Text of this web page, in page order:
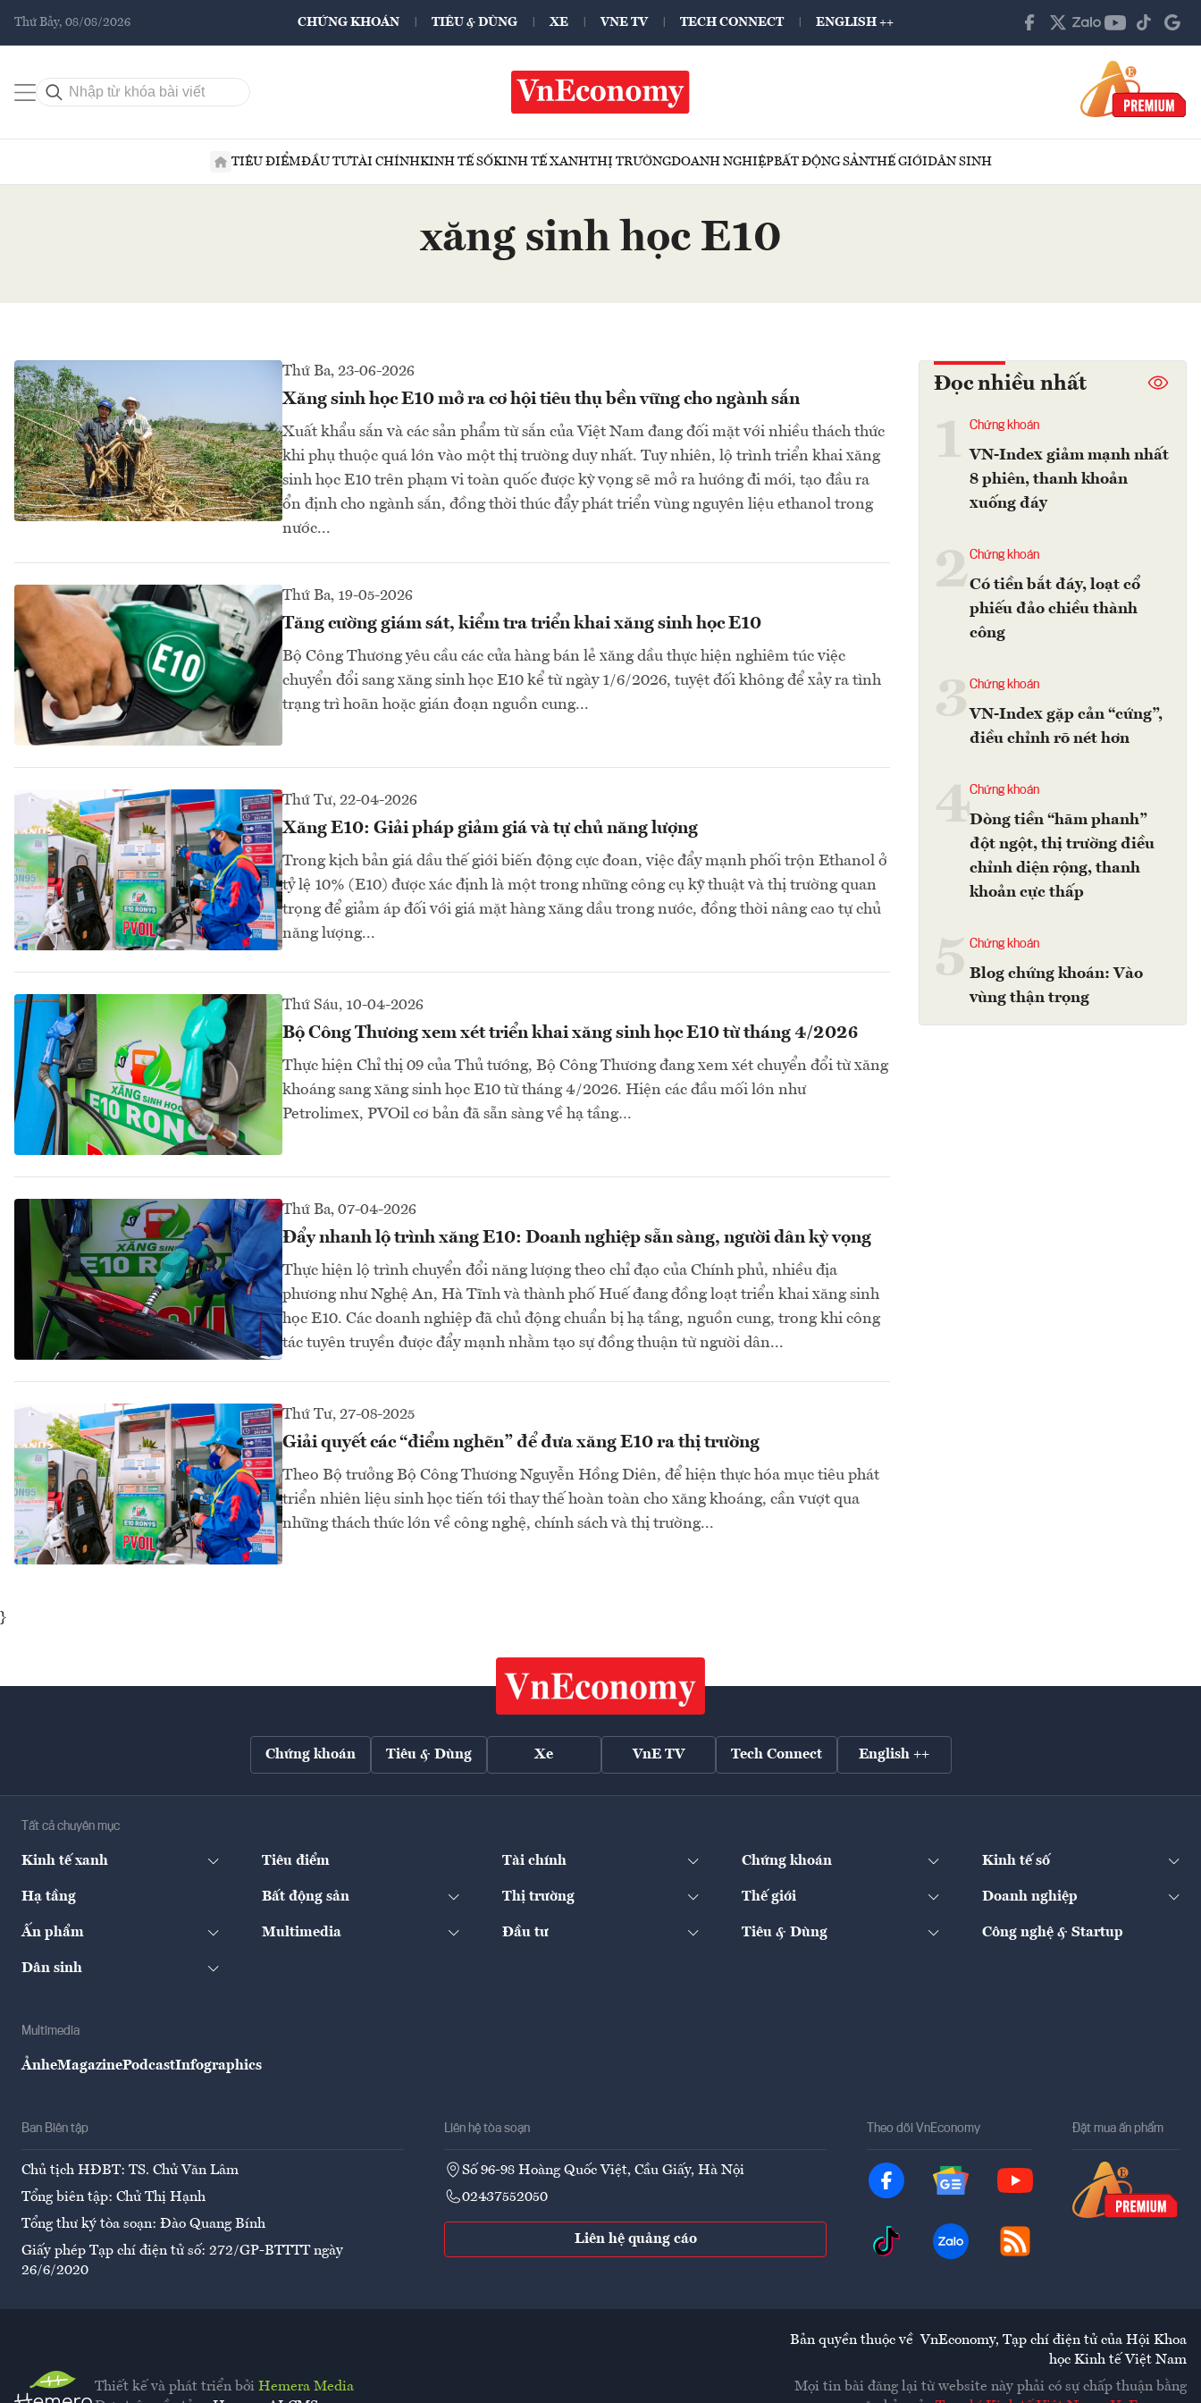
Thứ Bảy, 08/08/2026 CHỨNG KHOÁN TIÊU & DÙNG XE VNE TV TECH CONNECT ENGLISH ++
TIÊU ĐIỂMĐẦU TƯTÀI CHÍNHKINH TẾ SỐKINH TẾ XANHTHỊ TRƯỜNGDOANH NGHIỆPBẤT ĐỘNG SẢNTHẾ GIỚIDÂN SINH
xăng sinh học E10
Thứ Ba, 23-06-2026
Xăng sinh học E10 mở ra cơ hội tiêu thụ bền vững cho ngành sắn
Xuất khẩu sắn và các sản phẩm từ sắn của Việt Nam đang đối mặt với nhiều thách thức
khi phụ thuộc quá lớn vào một thị trường duy nhất. Tuy nhiên, lộ trình triển khai xăng
sinh học E10 trên phạm vi toàn quốc được kỳ vọng sẽ mở ra hướng đi mới, tạo đầu ra
ổn định cho ngành sắn, đồng thời thúc đẩy phát triển vùng nguyên liệu ethanol trong
nước...
Thứ Ba, 19-05-2026
Tăng cường giám sát, kiểm tra triển khai xăng sinh học E10
Bộ Công Thương yêu cầu các cửa hàng bán lẻ xăng dầu thực hiện nghiêm túc việc
chuyển đổi sang xăng sinh học E10 kể từ ngày 1/6/2026, tuyệt đối không để xảy ra tình
trạng trì hoãn hoặc gián đoạn nguồn cung...
Thứ Tư, 22-04-2026
Xăng E10: Giải pháp giảm giá và tự chủ năng lượng
Trong kịch bản giá dầu thế giới biến động cực đoan, việc đẩy mạnh phối trộn Ethanol ở
tỷ lệ 10% (E10) được xác định là một trong những công cụ kỹ thuật và thị trường quan
trọng để giảm áp đối với giá mặt hàng xăng dầu trong nước, đồng thời nâng cao tự chủ
năng lượng...
Thứ Sáu, 10-04-2026
Bộ Công Thương xem xét triển khai xăng sinh học E10 từ tháng 4/2026
Thực hiện Chỉ thị 09 của Thủ tướng, Bộ Công Thương đang xem xét chuyển đổi từ xăng
khoáng sang xăng sinh học E10 từ tháng 4/2026. Hiện các đầu mối lớn như
Petrolimex, PVOil cơ bản đã sẵn sàng về hạ tầng…
Thứ Ba, 07-04-2026
Đẩy nhanh lộ trình xăng E10: Doanh nghiệp sẵn sàng, người dân kỳ vọng
Thực hiện lộ trình chuyển đổi năng lượng theo chỉ đạo của Chính phủ, nhiều địa
phương như Nghệ An, Hà Tĩnh và thành phố Huế đang đồng loạt triển khai xăng sinh
học E10. Các doanh nghiệp đã chủ động chuẩn bị hạ tầng, nguồn cung, trong khi công
tác tuyên truyền được đẩy mạnh nhằm tạo sự đồng thuận từ người dân...
Thứ Tư, 27-08-2025
Giải quyết các “điểm nghẽn” để đưa xăng E10 ra thị trường
Theo Bộ trưởng Bộ Công Thương Nguyễn Hồng Diên, để hiện thực hóa mục tiêu phát
triển nhiên liệu sinh học tiến tới thay thế hoàn toàn cho xăng khoáng, cần vượt qua
những thách thức lớn về công nghệ, chính sách và thị trường...
Đọc nhiều nhất
Chứng khoán
VN-Index giảm mạnh nhất
8 phiên, thanh khoản
xuống đáy
2Chứng khoán
Có tiền bắt đáy, loạt cổ
phiếu đảo chiều thành
công
Chứng khoán
VN-Index gặp cản “cứng”,
điều chỉnh rõ nét hơn
4Chứng khoán
Dòng tiền “hãm phanh”
đột ngột, thị trường điều
chỉnh diện rộng, thanh
khoản cực thấp
Chứng khoán
Blog chứng khoán: Vào
vùng thận trọng
}
Chứng khoán Tiêu & Dùng Xe VnE TV Tech Connect English ++
Tất cả chuyên mục
Kinh tế xanh Tiêu điểm Tài chính Chứng khoán Kinh tế số
Hạ tầng Bất động sản Thị trường Thế giới Doanh nghiệp
Ấn phẩm Multimedia Đầu tư Tiêu & Dùng Công nghệ & Startup
Dân sinh
Multimedia
ẢnheMagazinePodcastInfographics
Ban Biên tập
Chủ tịch HĐBT: TS. Chử Văn Lâm
Tổng biên tập: Chử Thị Hạnh
Tổng thư ký tòa soạn: Đào Quang Bính
Giấy phép Tạp chí điện tử số: 272/GP-BTTTT ngày
26/6/2020
Liên hệ tòa soạn
Số 96-98 Hoàng Quốc Việt, Cầu Giấy, Hà Nội
02437552050
Liên hệ quảng cáo
Theo dõi VnEconomy Đặt mua ấn phẩm
Thiết kế và phát triển bởi Hemera Media
Bản quyền thuộc về VnEconomy, Tạp chí điện tử của Hội Khoa
học Kinh tế Việt Nam
Mọi tin bài đăng lại từ website này phải có sự chấp thuận bằng